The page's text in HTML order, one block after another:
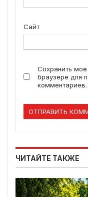
Сайт
Сохранить
браузере для
комментариев.
ЧИТАЙТЕ ТАКЖЕ